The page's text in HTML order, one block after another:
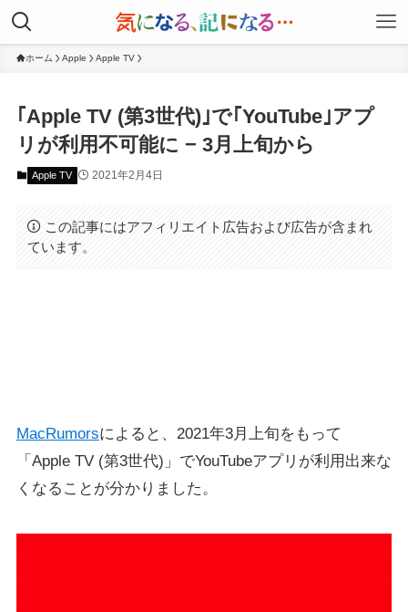
ホーム Apple Apple TV
｢Apple TV (第3世代)｣で｢YouTube｣アプ
リが利用不可能に − 3月上旬から
Apple TV 2021年2月4日
この記事にはアフィリエイト広告および広告が含まれ
ています。
MacRumorsによると、2021年3月上旬をもって
「Apple TV (第3世代)」でYouTubeアプリが利用出来な
くなることが分かりました。